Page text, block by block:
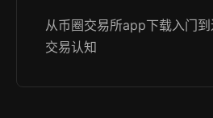
从币圈交易所app下载入门
交易认知